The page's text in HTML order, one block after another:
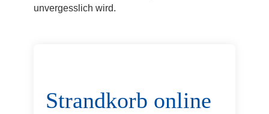
unvergesslich wird.
Strandkorb online